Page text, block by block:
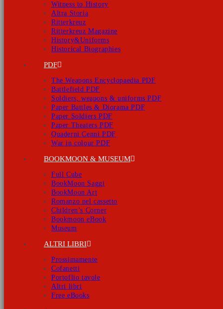
Witness to History
Altra Storia
Ritterkreuz
Ritterkreuz Magazine
History&Uniforms
Historical Biographies
PDF
The Weapons Encyclopaedia PDF
Battlefield PDF
Soldiers, weapons & uniforms PDF
Paper Battles & Diorama PDF
Paper Soldiers PDF
Paper Theaters PDF
Quaderni Cenni PDF
War in colour PDF
BOOKMOON & MUSEUM
Full Cube
BookMoon Saggi
BookMoon Art
Romanzo nel cassetto
Children’s Corner
Bookmoon eBook
Museum
ALTRI LIBRI
Prossimamente
Cofanetti
Portoflio tavole
Altri libri
Free eBooks